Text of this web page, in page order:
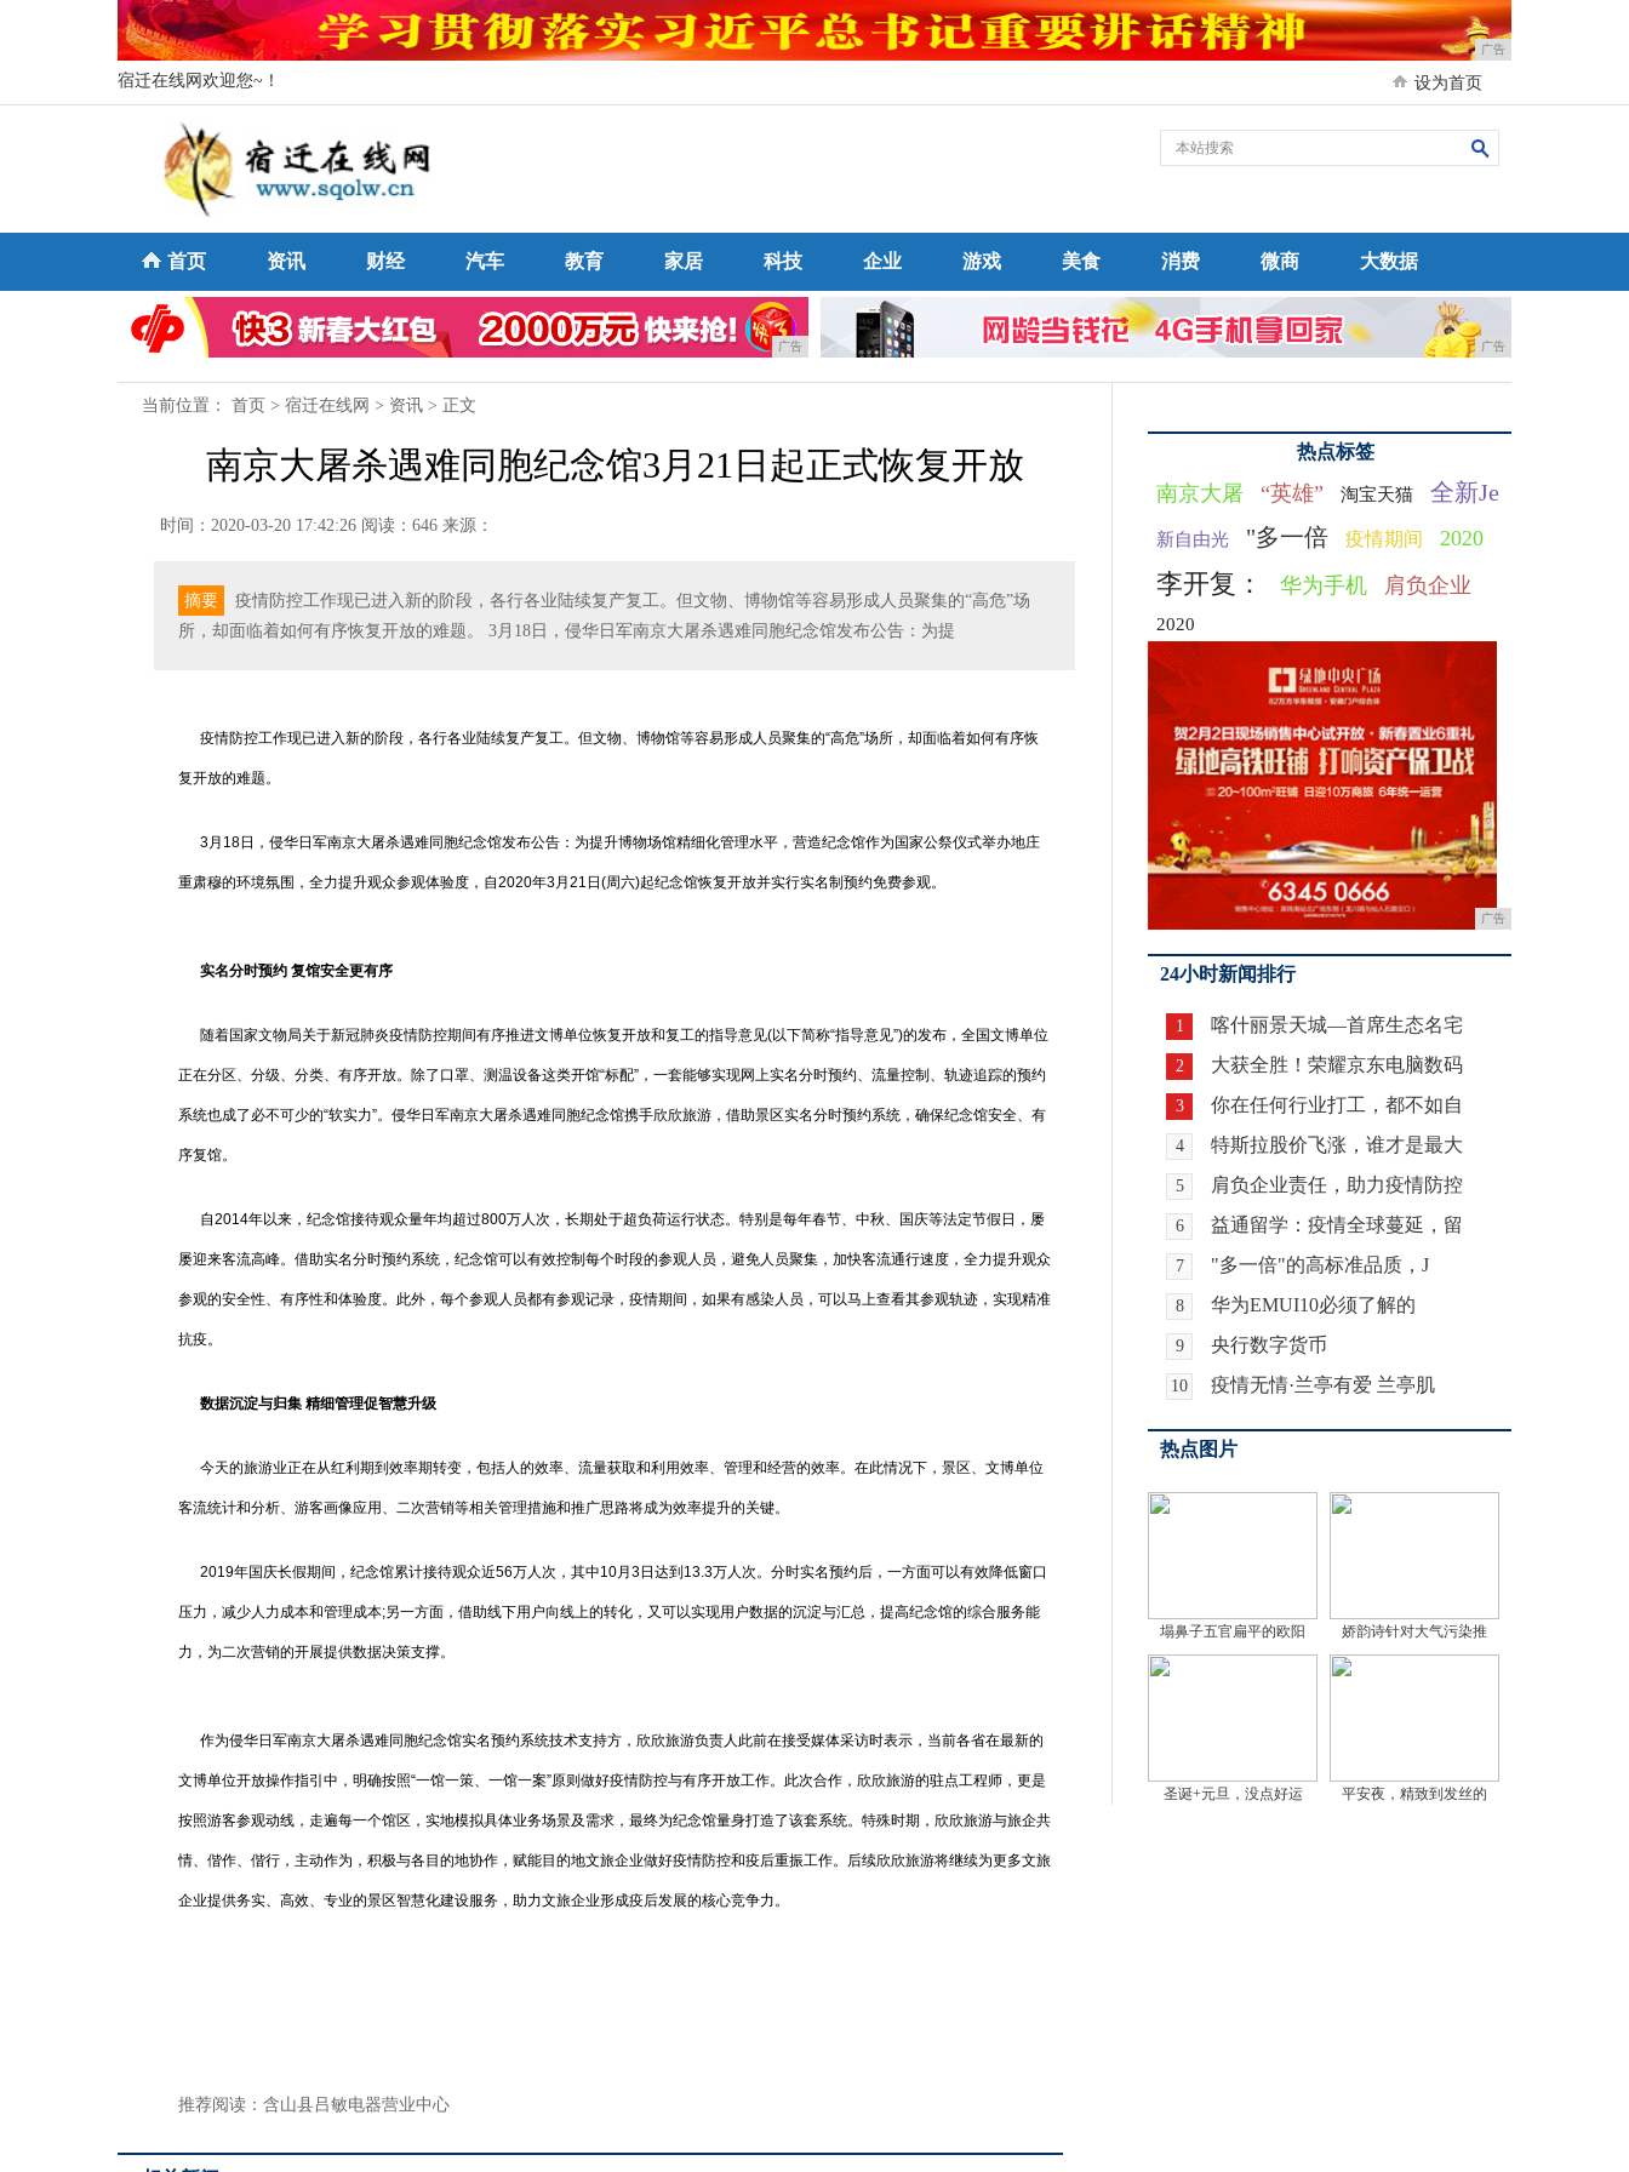
广告
宿迁在线网欢迎您~！ 设为首页
首页 资讯 财经 汽车 教育 家居 科技 企业 游戏 美食 消费 微商 大数据
广告 广告
当前位置： 首页 > 宿迁在线网 > 资讯 > 正文
南京大屠杀遇难同胞纪念馆3月21日起正式恢复开放
时间：2020-03-20 17:42:26 阅读：646 来源：
摘要
疫情防控工作现已进入新的阶段，各行各业陆续复产复工。但文物、博物馆等容易形成人员聚集的“高危”场
所，却面临着如何有序恢复开放的难题。 3月18日，侵华日军南京大屠杀遇难同胞纪念馆发布公告：为提
疫情防控工作现已进入新的阶段，各行各业陆续复产复工。但文物、博物馆等容易形成人员聚集的“高危”场所，却面临着如何有序恢
复开放的难题。
3月18日，侵华日军南京大屠杀遇难同胞纪念馆发布公告：为提升博物场馆精细化管理水平，营造纪念馆作为国家公祭仪式举办地庄
重肃穆的环境氛围，全力提升观众参观体验度，自2020年3月21日(周六)起纪念馆恢复开放并实行实名制预约免费参观。
实名分时预约 复馆安全更有序
随着国家文物局关于新冠肺炎疫情防控期间有序推进文博单位恢复开放和复工的指导意见(以下简称“指导意见”)的发布，全国文博单位
正在分区、分级、分类、有序开放。除了口罩、测温设备这类开馆“标配”，一套能够实现网上实名分时预约、流量控制、轨迹追踪的预约
系统也成了必不可少的“软实力”。侵华日军南京大屠杀遇难同胞纪念馆携手欣欣旅游，借助景区实名分时预约系统，确保纪念馆安全、有
序复馆。
自2014年以来，纪念馆接待观众量年均超过800万人次，长期处于超负荷运行状态。特别是每年春节、中秋、国庆等法定节假日，屡
屡迎来客流高峰。借助实名分时预约系统，纪念馆可以有效控制每个时段的参观人员，避免人员聚集，加快客流通行速度，全力提升观众
参观的安全性、有序性和体验度。此外，每个参观人员都有参观记录，疫情期间，如果有感染人员，可以马上查看其参观轨迹，实现精准
抗疫。
数据沉淀与归集 精细管理促智慧升级
今天的旅游业正在从红利期到效率期转变，包括人的效率、流量获取和利用效率、管理和经营的效率。在此情况下，景区、文博单位
客流统计和分析、游客画像应用、二次营销等相关管理措施和推广思路将成为效率提升的关键。
2019年国庆长假期间，纪念馆累计接待观众近56万人次，其中10月3日达到13.3万人次。分时实名预约后，一方面可以有效降低窗口
压力，减少人力成本和管理成本;另一方面，借助线下用户向线上的转化，又可以实现用户数据的沉淀与汇总，提高纪念馆的综合服务能
力，为二次营销的开展提供数据决策支撑。
作为侵华日军南京大屠杀遇难同胞纪念馆实名预约系统技术支持方，欣欣旅游负责人此前在接受媒体采访时表示，当前各省在最新的
文博单位开放操作指引中，明确按照“一馆一策、一馆一案”原则做好疫情防控与有序开放工作。此次合作，欣欣旅游的驻点工程师，更是
按照游客参观动线，走遍每一个馆区，实地模拟具体业务场景及需求，最终为纪念馆量身打造了该套系统。特殊时期，欣欣旅游与旅企共
情、偕作、偕行，主动作为，积极与各目的地协作，赋能目的地文旅企业做好疫情防控和疫后重振工作。后续欣欣旅游将继续为更多文旅
企业提供务实、高效、专业的景区智慧化建设服务，助力文旅企业形成疫后发展的核心竞争力。
推荐阅读： 含山县吕敏电器营业中心
热点标签
南京大屠 “英雄” 淘宝天猫 全新Je
新自由光 "多一倍 疫情期间 2020
李开复： 华为手机 肩负企业
2020
广告
24小时新闻排行
1 喀什丽景天城—首席生态名宅
2 大获全胜！荣耀京东电脑数码
3 你在任何行业打工，都不如自
4 特斯拉股价飞涨，谁才是最大
5 肩负企业责任，助力疫情防控
6 益通留学：疫情全球蔓延，留
7 "多一倍"的高标准品质，J
8 华为EMUI10必须了解的
9 央行数字货币
10 疫情无情·兰亭有爱 兰亭肌
热点图片
塌鼻子五官扁平的欧阳 娇韵诗针对大气污染推
圣诞+元旦，没点好运 平安夜，精致到发丝的